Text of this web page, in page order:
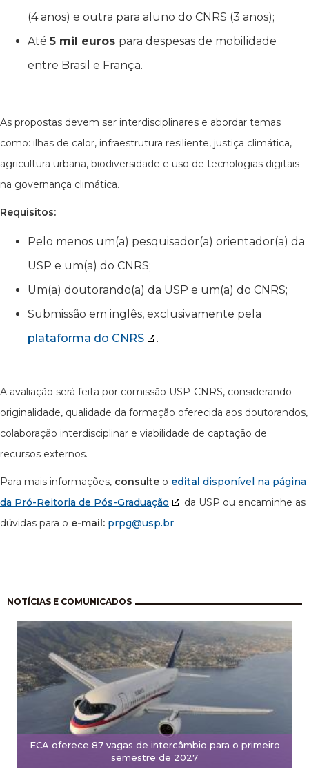
(4 anos) e outra para aluno do CNRS (3 anos);
Até5 mil euros para despesas de mobilidade
entre Brasil e França.
As propostas devem ser interdisciplinares e abordar temas
como: ilhas de calor, infraestrutura resiliente, justiça climática,
agricultura urbana, biodiversidade e uso de tecnologias digitais
na governança climática.
Requisitos:
Pelo menos um(a) pesquisador(a) orientador(a) da
USP e um(a) do CNRS;
Um(a) doutorando(a) da USP e um(a) do CNRS;
Submissão em inglês, exclusivamente pela
plataforma do CNRS
.
A avaliação será feita por comissão USP-CNRS, considerando
originalidade, qualidade da formação oferecida aos doutorandos,
colaboração interdisciplinar e viabilidade de captação de
recursos externos.
Para mais informações, consulte o edital disponível na página
da Pró-Reitoria de Pós-Graduação
da USP ou encaminhe as
dúvidas para o e-mail: prpg@usp.br
NOTÍCIAS E COMUNICADOS
ECA oferece 87 vagas de intercâmbio para o primeiro
semestre de 2027
Pagination